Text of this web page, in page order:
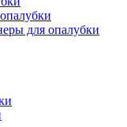
для опалубки